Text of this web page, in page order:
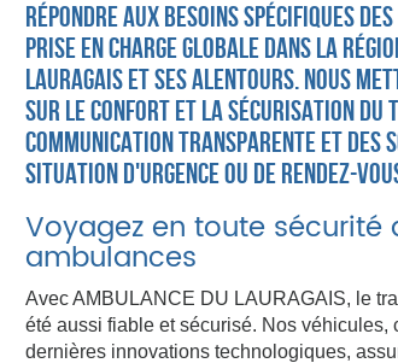
répondre aux besoins spécifiques
prise en charge globale dans la
Lauragais et ses alentours. Nous
sur le confort et la sécurisation du
communication transparente et des
situation d'urgence ou de rendez-
Voyagez en toute sécurité
ambulances
Avec AMBULANCE DU LAURAGAIS, le
été aussi fiable et sécurisé. Nos véhicules,
dernières innovations technologiques,